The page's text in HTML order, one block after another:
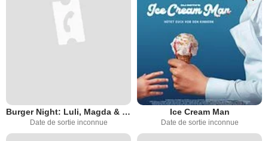
Burger Night: Luli, Magda & Lore
Date de sortie inconnue
Ice Cream Man
Date de sortie inconnue